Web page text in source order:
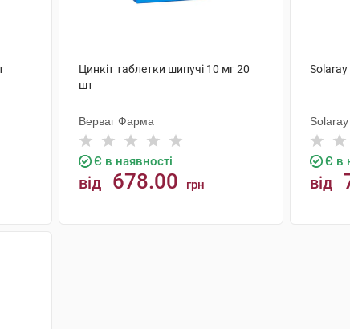
Цинкіт таблетки шипучі 10 мг 20
шт
Верваг Фарма
Є в наявності
від 678.00 грн
Solaray
Є в
від